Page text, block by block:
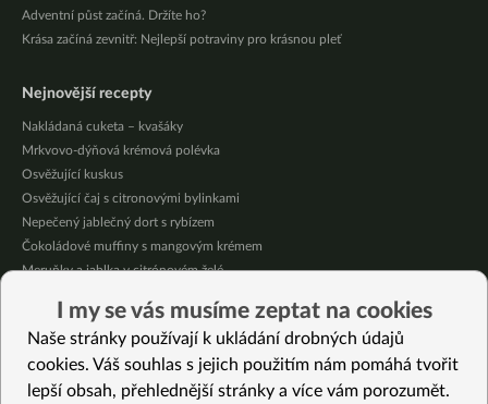
Adventní půst začíná. Držíte ho?
Krása začíná zevnitř: Nejlepší potraviny pro krásnou pleť
Nejnovější recepty
Nakládaná cuketa – kvašáky
Mrkvovo-dýňová krémová polévka
Osvěžující kuskus
Osvěžující čaj s citronovými bylinkami
Nepečený jablečný dort s rybízem
Čokoládové muffiny s mangovým krémem
Meruňky a jablka v citrónovém želé
Celozrnná rýže basmati se zeleninou
Citrónové muffiny s borůvkovým krémem
Vybrané recepty
I my se vás musíme zeptat na cookies
Naše stránky používají k ukládání drobných údajů
cookies. Váš souhlas s jejich použitím nám pomáhá tvořit
lepší obsah, přehlednější stránky a více vám porozumět.